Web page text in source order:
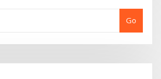
Go